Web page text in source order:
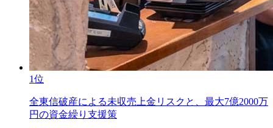
1位
全東信破産による未収売上金リスクと、最大7億2000万
円の資金繰り支援策